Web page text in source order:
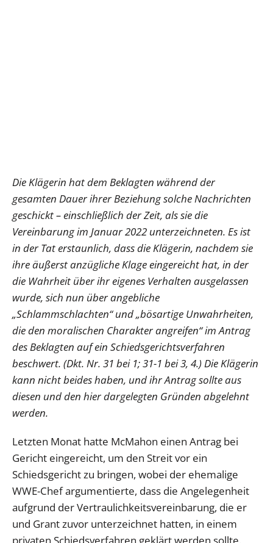
Die Klägerin hat dem Beklagten während der
gesamten Dauer ihrer Beziehung solche Nachrichten
geschickt – einschließlich der Zeit, als sie die
Vereinbarung im Januar 2022 unterzeichneten. Es ist
in der Tat erstaunlich, dass die Klägerin, nachdem sie
ihre äußerst anzügliche Klage eingereicht hat, in der
die Wahrheit über ihr eigenes Verhalten ausgelassen
wurde, sich nun über angebliche
„Schlammschlachten“ und „bösartige Unwahrheiten,
die den moralischen Charakter angreifen“ im Antrag
des Beklagten auf ein Schiedsgerichtsverfahren
beschwert. (Dkt. Nr. 31 bei 1; 31-1 bei 3, 4.) Die Klägerin
kann nicht beides haben, und ihr Antrag sollte aus
diesen und den hier dargelegten Gründen abgelehnt
werden.
Letzten Monat hatte McMahon einen Antrag bei
Gericht eingereicht, um den Streit vor ein
Schiedsgericht zu bringen, wobei der ehemalige
WWE-Chef argumentierte, dass die Angelegenheit
aufgrund der Vertraulichkeitsvereinbarung, die er
und Grant zuvor unterzeichnet hatten, in einem